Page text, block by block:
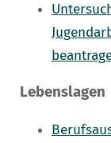
Lebenslagen